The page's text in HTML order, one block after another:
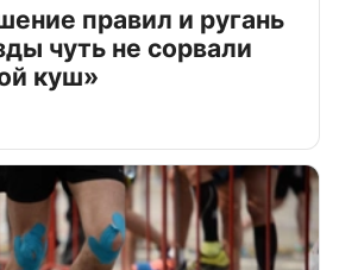
правил и ругань
чуть не сорвали
куш»